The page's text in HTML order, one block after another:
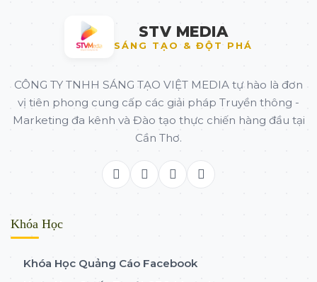
STV MEDIA
SÁNG TẠO & ĐỘT PHÁ
CÔNG TY TNHH SÁNG TẠO VIỆT MEDIA tự hào là đơn
vị tiên phong cung cấp các giải pháp Truyền thông -
Marketing đa kênh và Đào tạo thực chiến hàng đầu tại
Cần Thơ.
Khóa Học
Khóa Học Quảng Cáo Facebook